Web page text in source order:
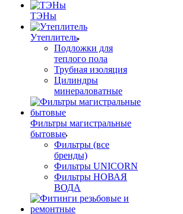
ТЭНы
Утеплитель
Подложки для
теплого пола
Трубная изоляция
Цилиндры
минераловатные
Фильтры магистральные
бытовые
Фильтры (все
бренды)
Фильтры UNICORN
Фильтры НОВАЯ
ВОДА